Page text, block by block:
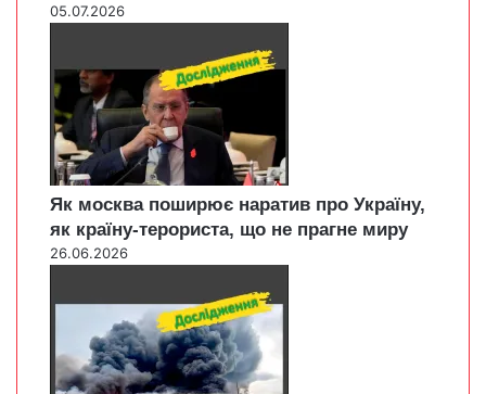
05.07.2026
Як москва поширює наратив про Україну,
як країну-терориста, що не прагне миру
26.06.2026